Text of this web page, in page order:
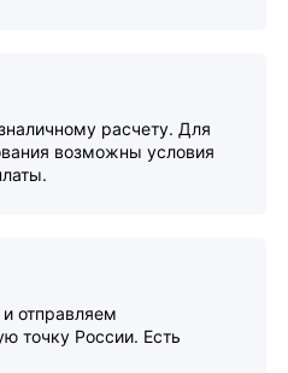
расчету. Для
возможны условия
отправляем
точку России. Есть